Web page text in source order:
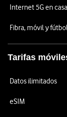
Internet 5G en casa
Fibra, móvil y
Tarifas
Datos ilimitados
eSIM